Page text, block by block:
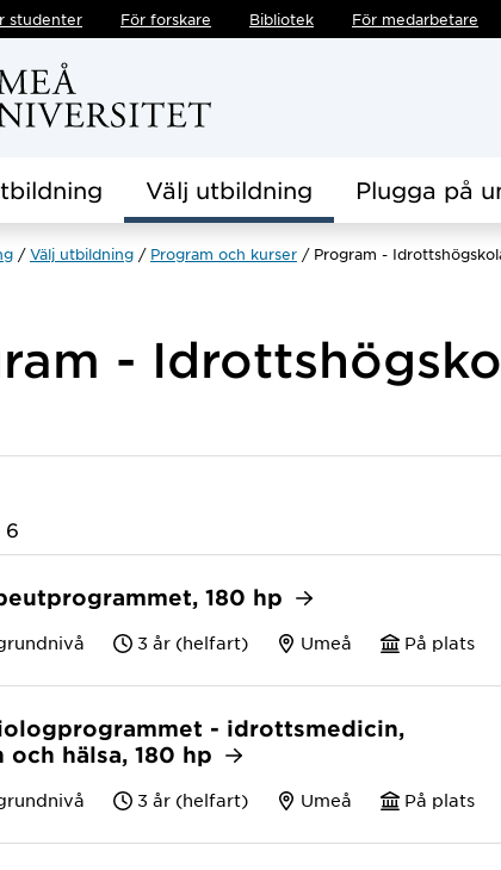
till innehållet
studenter För forskare Bibliotek För medarbetare
Välj utbildning Plugga på
Välj utbildning Program och kurser Program -
-
6
180 hp
3 år (helfart) Umeå På plats
- idrottsmedicin,
hälsa, 180 hp
3 år (helfart) Umeå På plats